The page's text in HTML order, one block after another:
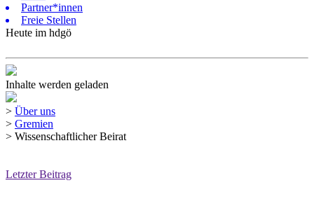
Partner*innen
Freie Stellen
Heute im hdgö
Inhalte werden geladen
> Über uns
> Gremien
> Wissenschaftlicher Beirat
Letzter Beitrag